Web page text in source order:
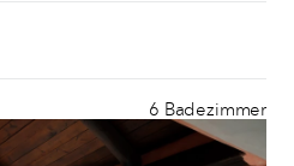
6 Badezimmer